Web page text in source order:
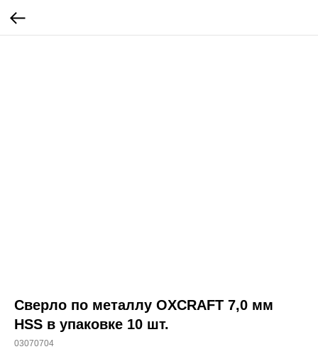
Сверло по металлу OXCRAFT 7,0 мм
HSS в упаковке 10 шт.
03070704